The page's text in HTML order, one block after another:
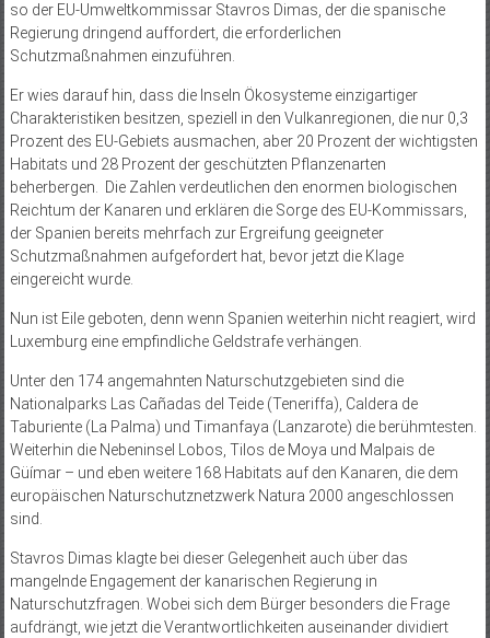
so der EU-Umweltkommissar Stavros Dimas, der die spanische
Regierung dringend auffordert, die erforderlichen
Schutzmaßnahmen einzuführen.
Er wies darauf hin, dass die Inseln Ökosysteme einzigartiger
Charakteristiken besitzen, speziell in den Vulkanregionen, die nur 0,3
Prozent des EU-Gebiets ausmachen, aber 20 Prozent der wichtigsten
Habitats und 28 Prozent der geschützten Pflanzenarten
beherbergen. Die Zahlen verdeutlichen den enormen biologischen
Reichtum der Kanaren und erklären die Sorge des EU-Kommissars,
der Spanien bereits mehrfach zur Ergreifung geeigneter
Schutzmaßnahmen aufgefordert hat, bevor jetzt die Klage
eingereicht wurde.
Nun ist Eile geboten, denn wenn Spanien weiterhin nicht reagiert, wird
Luxemburg eine empfindliche Geldstrafe verhängen.
Unter den 174 angemahnten Naturschutzgebieten sind die
Nationalparks Las Cañadas del Teide (Teneriffa), Caldera de
Taburiente (La Palma) und Timanfaya (Lanzarote) die berühmtesten.
Weiterhin die Nebeninsel Lobos, Tilos de Moya und Malpais de
Güímar – und eben weitere 168 Habitats auf den Kanaren, die dem
europäischen Naturschutznetzwerk Natura 2000 angeschlossen
sind.
Stavros Dimas klagte bei dieser Gelegenheit auch über das
mangelnde Engagement der kanarischen Regierung in
Naturschutzfragen. Wobei sich dem Bürger besonders die Frage
aufdrängt, wie jetzt die Verantwortlichkeiten auseinander dividiert